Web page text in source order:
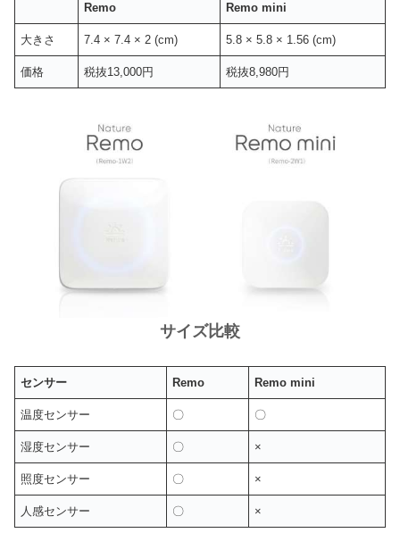
Remo Remo mini
大きさ 7.4 × 7.4 × 2 (cm) 5.8 × 5.8 × 1.56 (cm)
価格 税抜13,000円 税抜8,980円
サイズ比較
センサー Remo Remo mini
温度センサー 〇 〇
湿度センサー 〇 ×
照度センサー 〇 ×
人感センサー 〇 ×